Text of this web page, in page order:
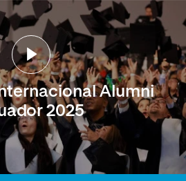
Alumni
2025